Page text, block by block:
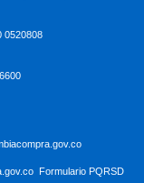
0520808
Formulario PQRSD